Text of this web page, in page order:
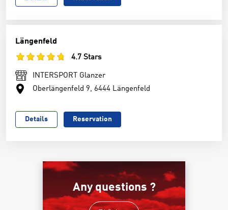
Längenfeld
4.7 Stars
INTERSPORT Glanzer
Oberlängenfeld 9, 6444 Längenfeld
Details Reservation
Any questions ?